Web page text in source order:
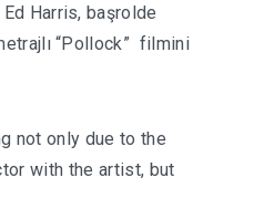
Ed Harris, başrolde
“Pollock” filmini